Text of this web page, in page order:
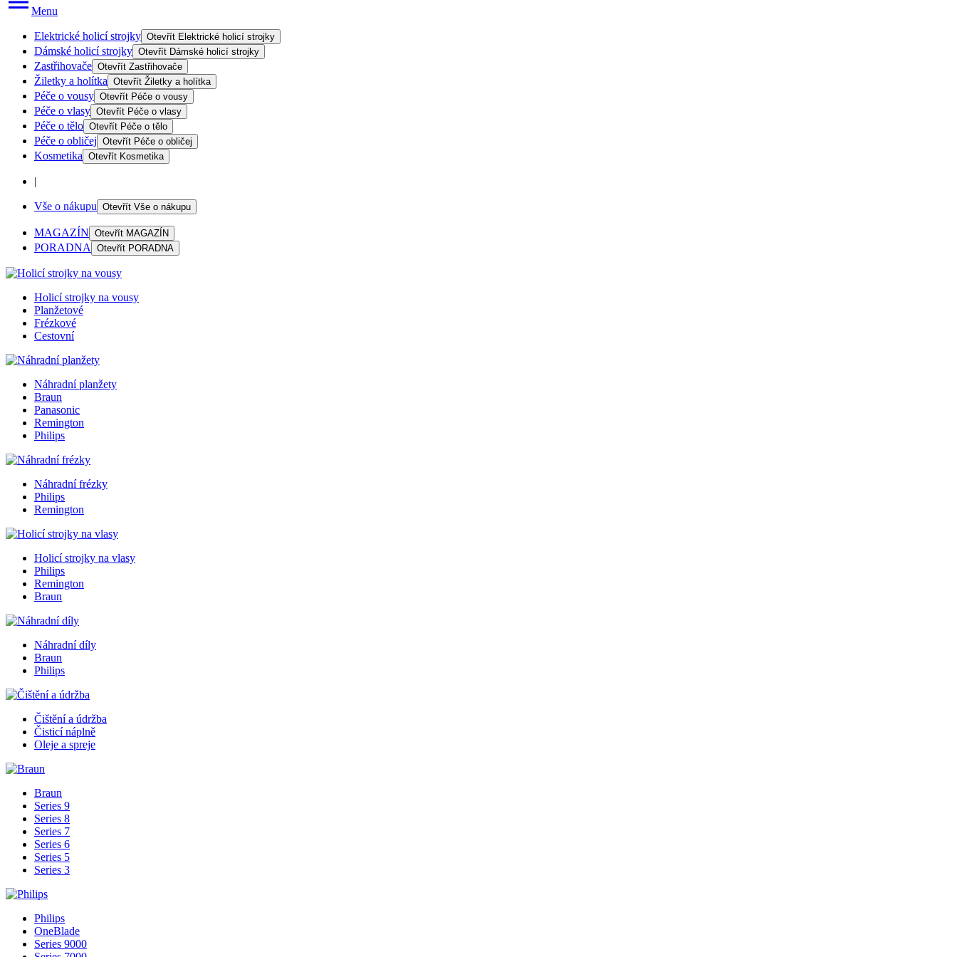
Menu
Elektrické holicí strojky Otevřít Elektrické holicí strojky
Dámské holicí strojky Otevřít Dámské holicí strojky
Zastřihovače Otevřít Zastřihovače
Žiletky a holítka Otevřít Žiletky a holítka
Péče o vousy Otevřít Péče o vousy
Péče o vlasy Otevřít Péče o vlasy
Péče o tělo Otevřít Péče o tělo
Péče o obličej Otevřít Péče o obličej
Kosmetika Otevřít Kosmetika
|
Vše o nákupu Otevřít Vše o nákupu
MAGAZÍN Otevřít MAGAZÍN
PORADNA Otevřít PORADNA
Holicí strojky na vousy
Planžetové
Frézkové
Cestovní
Náhradní planžety
Braun
Panasonic
Remington
Philips
Náhradní frézky
Philips
Remington
Holicí strojky na vlasy
Philips
Remington
Braun
Náhradní díly
Braun
Philips
Čištění a údržba
Čisticí náplně
Oleje a spreje
Braun
Series 9
Series 8
Series 7
Series 6
Series 5
Series 3
Philips
OneBlade
Series 9000